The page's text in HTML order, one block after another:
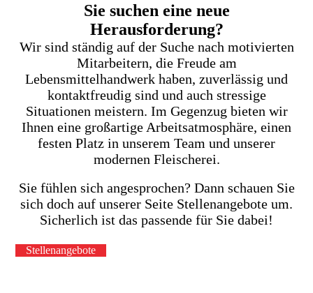
Sie suchen eine neue
Herausforderung?
Wir sind ständig auf der Suche nach motivierten
Mitarbeitern, die Freude am
Lebensmittelhandwerk haben, zuverlässig und
kontaktfreudig sind und auch stressige
Situationen meistern. Im Gegenzug bieten wir
Ihnen eine großartige Arbeitsatmosphäre, einen
festen Platz in unserem Team und unserer
modernen Fleischerei.
Sie fühlen sich angesprochen? Dann schauen Sie
sich doch auf unserer Seite Stellenangebote um.
Sicherlich ist das passende für Sie dabei!
Stellenangebote